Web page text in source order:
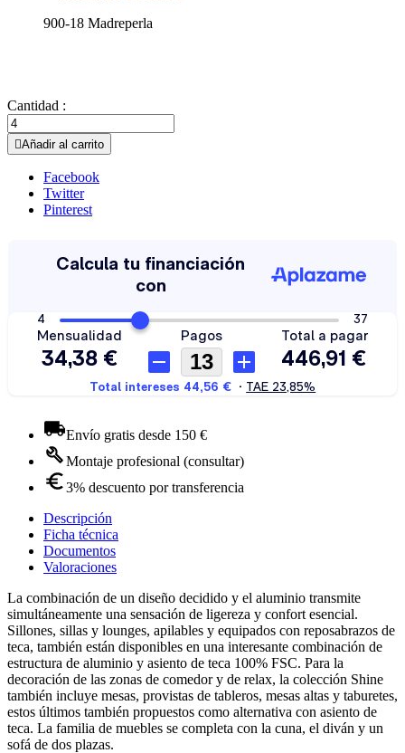
900-18 Madreperla
Cantidad :
Añadir al carrito
Facebook
Twitter
Pinterest
Envío gratis desde 150 €
Montaje profesional (consultar)
3% descuento por transferencia
Descripción
Ficha técnica
Documentos
Valoraciones
La combinación de un diseño decidido y el aluminio transmite
simultáneamente una sensación de ligereza y confort esencial.
Sillones, sillas y lounges, apilables y equipados con reposabrazos de
teca, también están disponibles en una interesante combinación de
estructura de aluminio y asiento de teca 100% FSC. Para la
decoración de las zonas de comedor y de relax, la colección Shine
también incluye mesas, provistas de tableros, mesas altas y taburetes,
estos últimos también propuestos como alternativa con asiento de
teca. La familia de muebles se completa con la cuna, el diván y un
sofá de dos plazas.